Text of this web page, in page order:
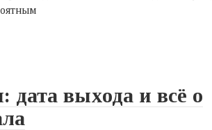
выхода и всё о